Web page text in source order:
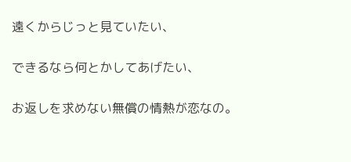
遠くからじっと見ていたい、
できるなら何とかしてあげたい、
お返しを求めない無償の情熱が恋なの。